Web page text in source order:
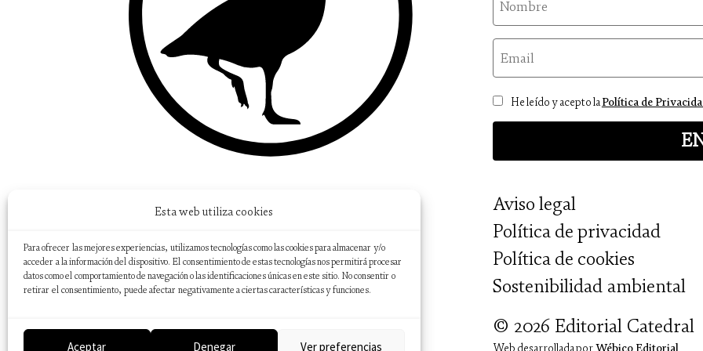
Esta web utiliza cookies
Para ofrecer las mejores experiencias, utilizamos tecnologías como las cookies para almacenar y/o
acceder a la información del dispositivo. El consentimiento de estas tecnologías nos permitirá procesar
datos como el comportamiento de navegación o las identificaciones únicas en este sitio. No consentir o
retirar el consentimiento, puede afectar negativamente a ciertas características y funciones.
Aceptar Denegar Ver preferencias
Consentimiento
He leído y acepto laPolítica de
Aviso legal
Política de privacidad
Política de cookies
Sostenibilidad ambiental
© 2026 Editorial Catedral
Web desarrollada porWébico Editorial